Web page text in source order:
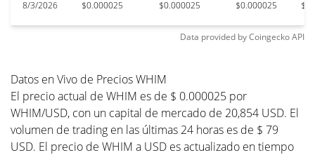
8/3/2026 $0.000025 $0.000025 $0.000025
Data provided byCoingeckoAPI
Datos en Vivo de Precios WHIM
El precio actual de WHIM es de $ 0.000025 por
WHIM/USD, con un capital de mercado de 20,854 USD. El
volumen de trading en las últimas 24 horas es de $ 79
USD. El precio de WHIM a USD es actualizado en tiempo